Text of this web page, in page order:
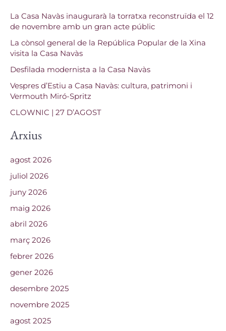
a
:
La Casa Navàs inaugurarà la torratxa reconstruïda el 12
de novembre amb un gran acte públic
La cònsol general de la República Popular de la Xina
visita la Casa Navàs
Desfilada modernista a la Casa Navàs
Vespres d’Estiu a Casa Navàs: cultura, patrimoni i
Vermouth Miró-Spritz
CLOWNIC | 27 D’AGOST
Arxius
agost 2026
juliol 2026
juny 2026
maig 2026
abril 2026
març 2026
febrer 2026
gener 2026
desembre 2025
novembre 2025
agost 2025